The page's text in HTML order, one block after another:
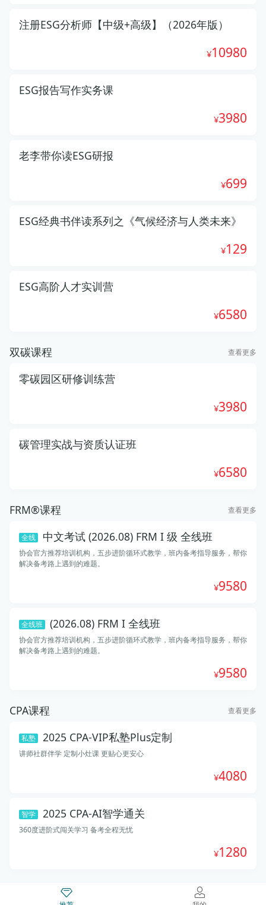
注册ESG分析师【中级+高级】（2026年版）
10980
ESG报告写作实务课
3980
老李带你读ESG研报
699
ESG经典书伴读系列之《气候经济与人类未来》
129
ESG高阶人才实训营
6580
双碳课程 查看更多
零碳园区研修训练营
3980
碳管理实战与资质认证班
6580
FRM®课程 查看更多
全线 中文考试 (2026.08) FRM I 级 全线班
协会官方推荐培训机构，五步进阶循环式教学，班内备考指导服务，帮你
解决备考路上遇到的难题。
9580
全线班 (2026.08) FRM I 全线班
协会官方推荐培训机构，五步进阶循环式教学，班内备考指导服务，帮你
解决备考路上遇到的难题。
9580
CPA课程 查看更多
私塾 2025 CPA-VIP私塾Plus定制
讲师社群伴学 定制小灶课 更贴心更安心
4080
智学 2025 CPA-AI智学通关
360度进阶式闯关学习 备考全程无忧
1280